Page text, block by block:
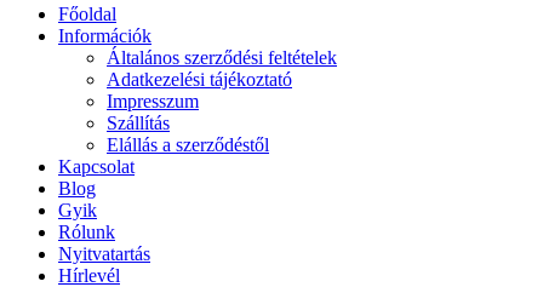
Főoldal
Információk
Általános szerződési feltételek
Adatkezelési tájékoztató
Impresszum
Szállítás
Elállás a szerződéstől
Kapcsolat
Blog
Gyik
Rólunk
Nyitvatartás
Hírlevél